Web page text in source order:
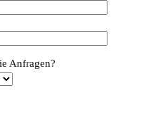
Anfragen?